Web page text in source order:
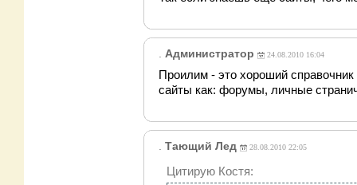
Администратор 24.08.2010 16:04
Проилим - это хороший
сайты как: форумы, личные
Тающий Лед 28.08.2010 22:05
Цитирую Костя: